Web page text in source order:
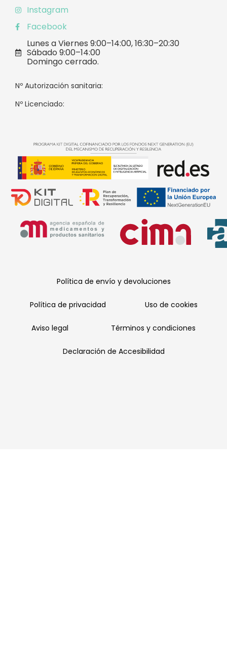
Instagram
Facebook
Lunes a Viernes 9:00–14:00, 16:30–20:30
Sábado 9:00–14:00
Domingo cerrado.
Nº Autorización sanitaria:
Nº Licenciado:
Política de envío y devoluciones
Política de privacidad Uso de cookies
Aviso legal Términos y condiciones
Declaración de Accesibilidad